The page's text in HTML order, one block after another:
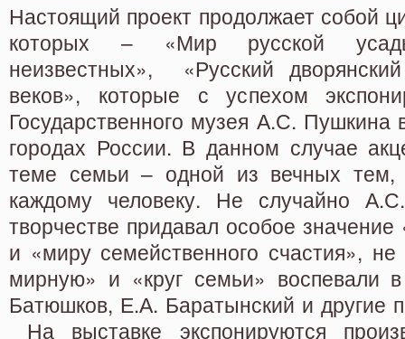
Настоящий проект продолжает собой
которых – «Мир русской
неизвестных», «Русский
веков», которые с успехом
Государственного музея А.С. Пушкина
городах России. В данном случае
теме семьи – одной из вечных тем,
каждому человеку. Не случайно
творчестве придавал особое
и «миру семейственного счастия»,
мирную» и «круг семьи» воспевали
Батюшков, Е.А. Баратынский и другие
На выставке экспонируются